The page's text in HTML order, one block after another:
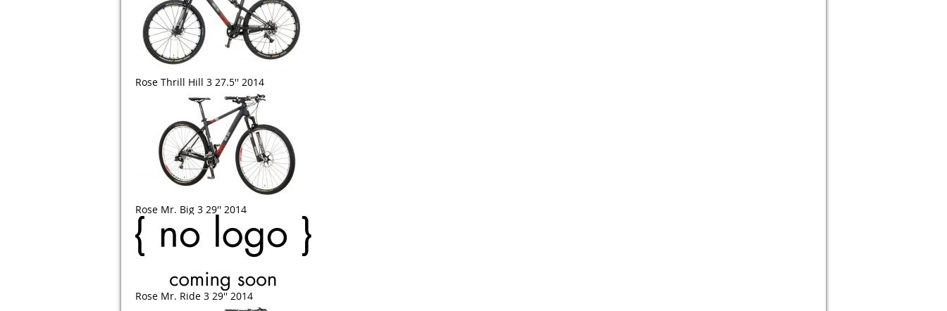
Rose Thrill Hill 3 27.5'' 2014
Rose Mr. Big 3 29'' 2014
Rose Mr. Ride 3 29'' 2014